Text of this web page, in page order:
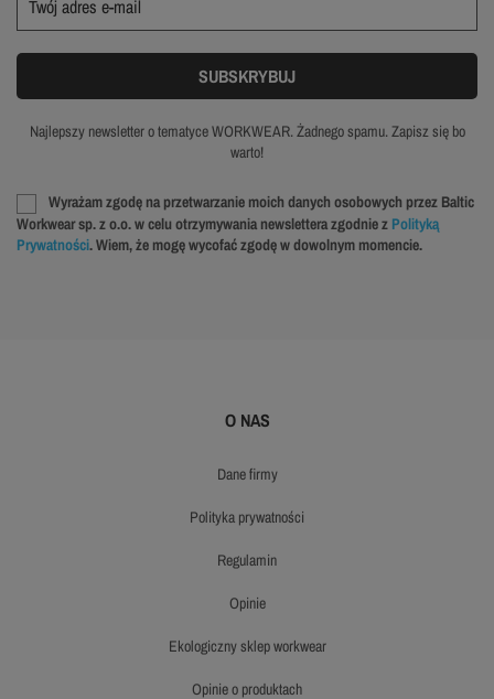
Najlepszy newsletter o tematyce WORKWEAR. Żadnego spamu. Zapisz się bo
warto!
Wyrażam zgodę na przetwarzanie moich danych osobowych przez Baltic
Workwear sp. z o.o. w celu otrzymywania newslettera zgodnie z Polityką
Prywatności. Wiem, że mogę wycofać zgodę w dowolnym momencie.
O NAS
dane firmy
polityka prywatności
regulamin
opinie
ekologiczny sklep workwear
opinie o produktach